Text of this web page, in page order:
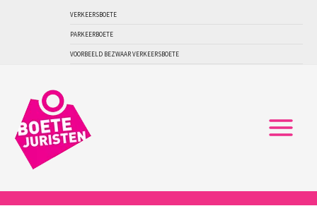
VERKEERSBOETE
PARKEERBOETE
VOORBEELD BEZWAAR VERKEERSBOETE